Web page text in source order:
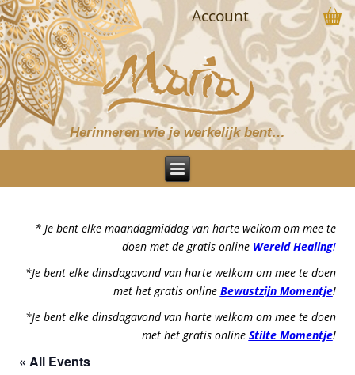
Herinneren wie je werkelijk bent…
Account
* Je bent elke maandagmiddag van harte welkom om mee te
doen met de gratis online Wereld Healing!
*Je bent elke dinsdagavond van harte welkom om mee te doen
met het gratis online Bewustzijn Momentje!
*Je bent elke dinsdagavond van harte welkom om mee te doen
met het gratis online Stilte Momentje!
« All Events